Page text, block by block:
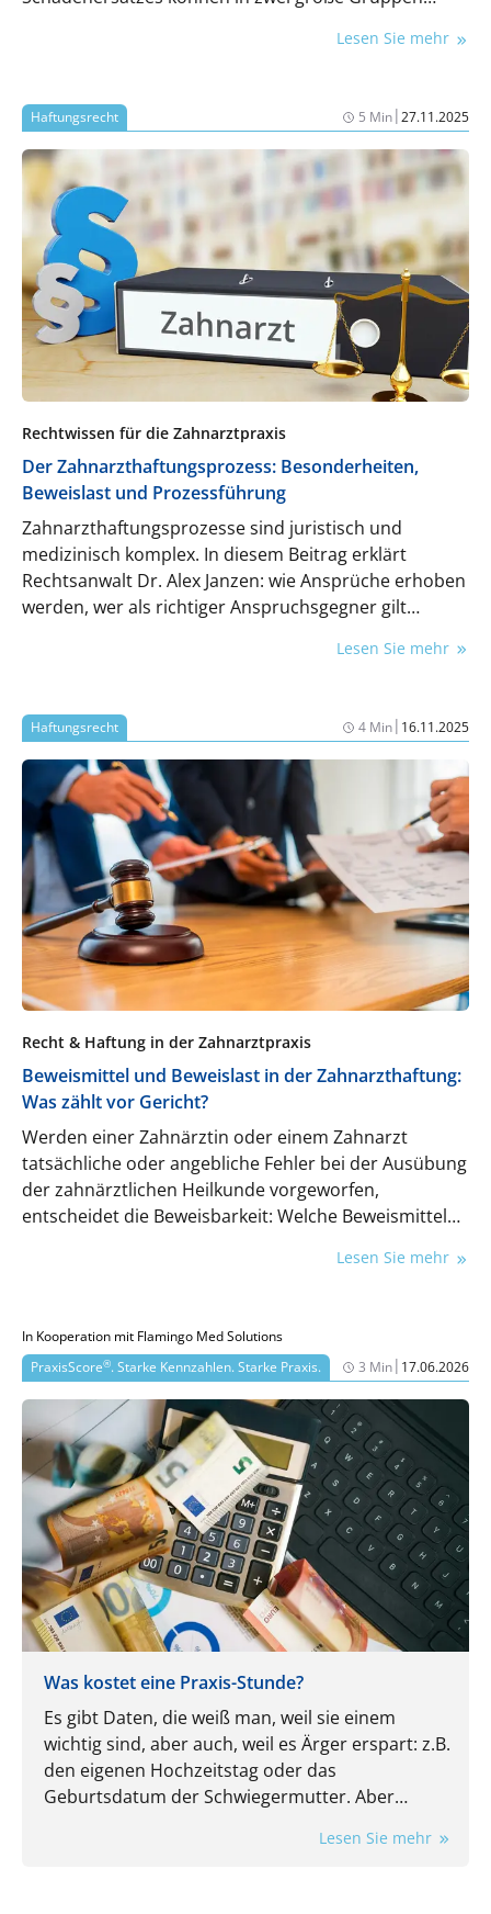
und andererseits derimmaterielle
Schadenersatzes können sowohl bei der
vertraglichen als auch bei der deliktischen Haftung
auftreten.
Lesen Sie mehr
Haftungsrecht 5 Min|27.11.2025
Rechtwissen für die Zahnarztpraxis
Der Zahnarzthaftungsprozess: Besonderheiten,
Beweislast und Prozessführung
Zahnarzthaftungsprozesse sind juristisch und
medizinisch komplex. In diesem Beitrag erklärt
Rechtsanwalt Dr. Alex Janzen: wie Ansprüche erhoben
werden, wer als richtiger Anspruchsgegner gilt
Klägervorbringen und Beklagtenvorbringen bestehen
und Sachverständigenbeweis übernimmt. Ziel: klare
Orientierung und Minimierung von Risiken durch
saubere Organisation und Dokumentation.
Lesen Sie mehr
Haftungsrecht 4 Min| 16.11.2025
Recht & Haftung in der Zahnarztpraxis
Beweismittel und Beweislast in der Zahnarzthaftung:
Was zählt vor Gericht?
Werden einer Zahnärztin oder einem Zahnarzt
tatsächliche oder angebliche Fehler bei der Ausübung
der zahnärztlichen Heilkunde vorgeworfen,
entscheidet die Beweisbarkeit: Welche Beweismittel
Vorwürfe zu stützen oder zu widerlegen? Für die
sind gesetzlich zulässig?
Lesen Sie mehr
In Kooperation mit Flamingo Med Solutions
PraxisScore®. Starke Kennzahlen. Starke Praxis. 3 Min| 17.06.2026
Was kostet eine Praxis-Stunde?
Es gibt Daten, die weiß man, weil sie einem
wichtig sind, aber auch, weil es Ärger erspart: z.B.
den eigenen Hochzeitstag oder das
Geburtsdatum der Schwiegermutter. Aber
Ihrer Praxis? Auch die sind wichtig und auch die
Lesen Sie mehr